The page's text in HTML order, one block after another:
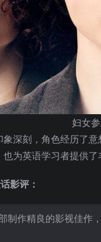
妇女
象深刻，角色经历了
为英语学习者提供了
影评：
作精良的影视佳作